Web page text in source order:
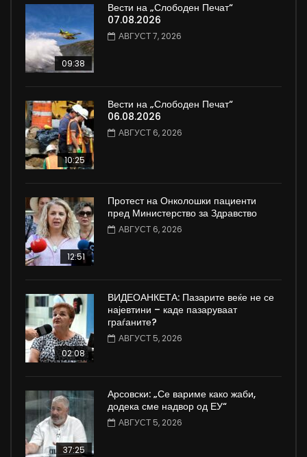
09:38
Вести на „Слободен Печат“
07.08.2026
АВГУСТ 7, 2026
10:25
Вести на „Слободен Печат“
06.08.2026
АВГУСТ 6, 2026
12:51
Протест на Онколошки пациенти
пред Министерство за Здравство
АВГУСТ 6, 2026
02:08
ВИДЕОАНКЕТА: Пазарите веќе не се
најевтини – каде пазаруваат
граѓаните?
АВГУСТ 5, 2026
37:25
Арсовски: „Се вариме како жаби,
додека сме надвор од ЕУ“
АВГУСТ 5, 2026